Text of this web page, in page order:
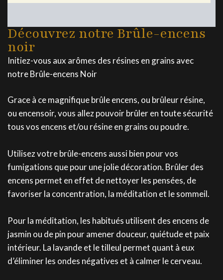
Découvrez notre Brûle-encens
noir
Initiez-vous aux arômes des résines en grains avec
notre Brûle-encens Noir
Grace à ce magnifique brûle encens, ou brûleur résine,
ou encensoir, vous allez pouvoir brûler en toute sécurité
tous vos encens et/ou résine en grains ou poudre.
Utilisez votre brûle-encens aussi bien pour vos
fumigations que pour une jolie décoration. Brûler des
encens permet en effet de nettoyer les pensées, de
favoriser la concentration, la méditation et le sommeil.
Pour la méditation, les habitués utilisent des encens de
jasmin ou de pin pour amener douceur, quiétude et paix
intérieur. La lavande et le tilleul permet quant à eux
d’éliminer les ondes négatives et à calmer le cerveau.